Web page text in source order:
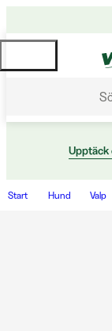
Upptäck
Start Hund Valp